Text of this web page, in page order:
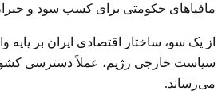
مافیاهای حکومتی برای کسب سود و جبران
از یک سو، ساختار اقتصادی ایران بر
سیاست خارجی رژیم، عملاً دسترسی کشور
می‌رساند.